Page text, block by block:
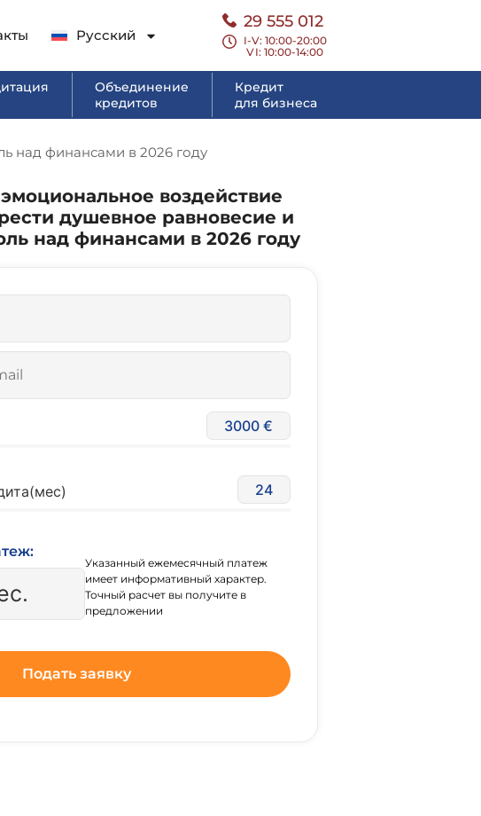
Русский
29 555 012
I-V: 10:00-20:00
VI: 10:00-14:00
Объединение
кредитов
Кредит
для бизнеса
над финансами в 2026 году
воздействие
душевное равновесие и
над финансами в 2026 году
3000
24
Указанный ежемесячный платеж
имеет информативный характер.
Точный расчет вы получите в
предложении
Подать заявку